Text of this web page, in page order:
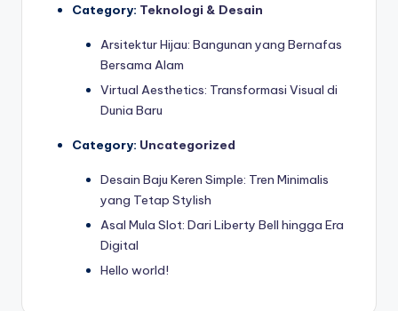
Category: Teknologi & Desain
Arsitektur Hijau: Bangunan yang Bernafas
Bersama Alam
Virtual Aesthetics: Transformasi Visual di
Dunia Baru
Category: Uncategorized
Desain Baju Keren Simple: Tren Minimalis
yang Tetap Stylish
Asal Mula Slot: Dari Liberty Bell hingga Era
Digital
Hello world!